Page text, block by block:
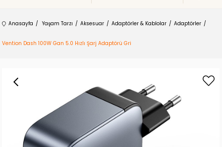
Anasayfa Yaşam Tarzı Aksesuar Adaptörler & Kablolar Adaptörler
Vention Dash 100W Gan 5.0 Hızlı Şarj Adaptörü Gri